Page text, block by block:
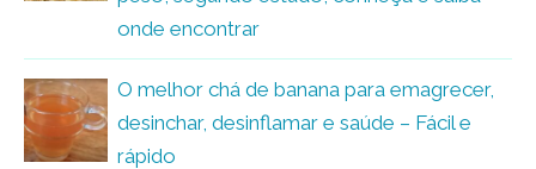
onde encontrar
O melhor chá de banana para emagrecer,
desinchar, desinflamar e saúde – Fácil e
rápido